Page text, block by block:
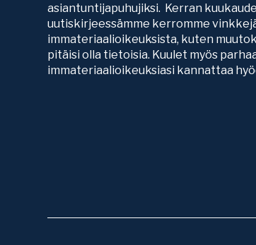
asiantuntijapuhujiksi. Kerran
uutiskirjeessämme kerromme
immateriaalioikeuksista, kuten
pitäisi olla tietoisia. Kuulet myös
immateriaalioikeuksiasi kannattaa